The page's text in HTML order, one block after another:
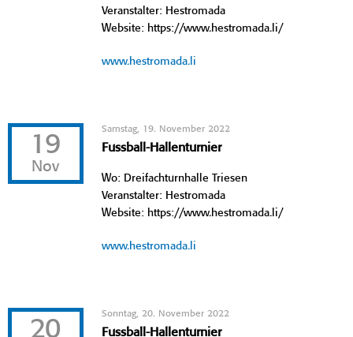
Veranstalter: Hestromada
Website: https://www.hestromada.li/
www.hestromada.li
19
Nov
Samstag, 19. November 2022
Fussball-Hallenturnier
Wo: Dreifachturnhalle Triesen
Veranstalter: Hestromada
Website: https://www.hestromada.li/
www.hestromada.li
20
Sonntag, 20. November 2022
Fussball-Hallenturnier